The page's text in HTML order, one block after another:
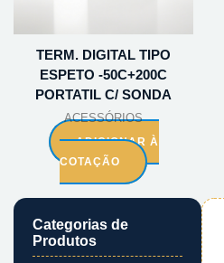
Categorias de
Produtos
TERM. DIGITAL TIPO
ESPETO -50C+200C
PORTATIL C/ SONDA
ACESSÓRIOS
ADICIONAR À
COTAÇÃO